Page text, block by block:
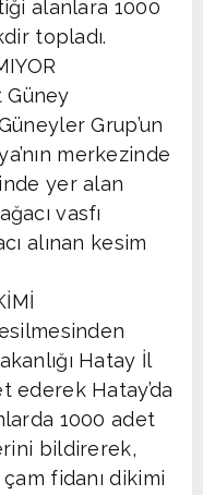
alanlara 1000
topladı.
Güney
Grup’un
merkezinde
yer alan
vasfı
alınan kesim
Hatay İl
ederek Hatay’da
1000 adet
bildirerek,
fidanı dikimi